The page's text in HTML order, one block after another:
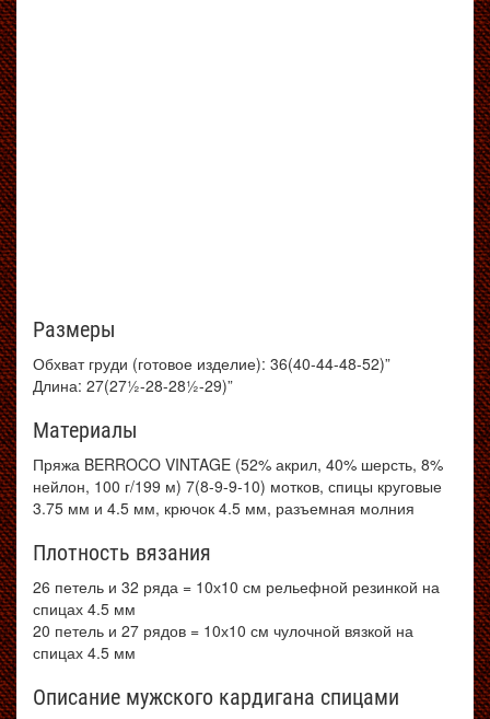
Размеры
Обхват груди (готовое изделие): 36(40-44-48-52)”
Длина: 27(27½-28-28½-29)”
Материалы
Пряжа BERROCO VINTAGE (52% акрил, 40% шерсть, 8%
нейлон, 100 г/199 м) 7(8-9-9-10) мотков, спицы круговые
3.75 мм и 4.5 мм, крючок 4.5 мм, разъемная молния
Плотность вязания
26 петель и 32 ряда = 10х10 см рельефной резинкой на
спицах 4.5 мм
20 петель и 27 рядов = 10х10 см чулочной вязкой на
спицах 4.5 мм
Описание мужского кардигана спицами